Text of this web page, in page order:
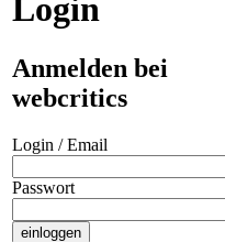
Login
Anmelden bei
webcritics
Login / Email
Passwort